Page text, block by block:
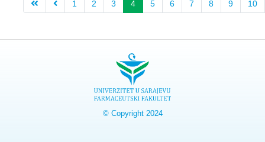
1 2 3 4 5 6 7 8 9 10
© Copyright 2024